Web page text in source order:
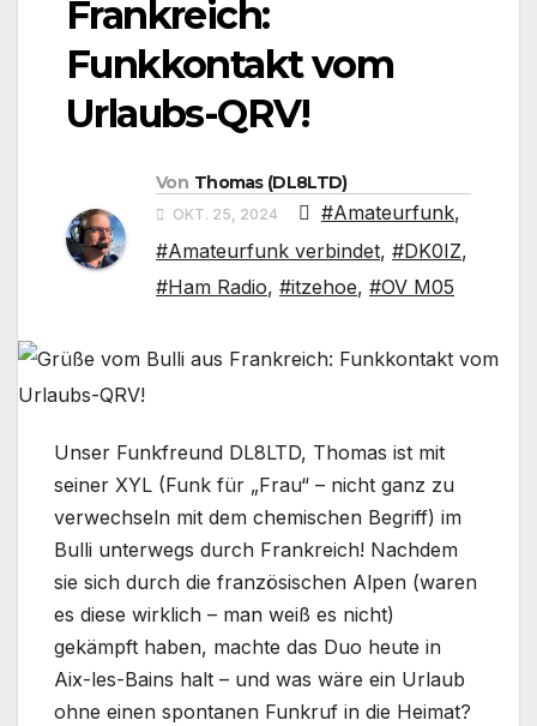
Frankreich:
Funkkontakt vom
Urlaubs-QRV!
Von Thomas (DL8LTD)
OKT. 25, 2024 #Amateurfunk,
#Amateurfunk verbindet, #DK0IZ,
#Ham Radio, #itzehoe, #OV M05
Unser Funkfreund DL8LTD, Thomas ist mit
seiner XYL (Funk für „Frau“ – nicht ganz zu
verwechseln mit dem chemischen Begriff) im
Bulli unterwegs durch Frankreich! Nachdem
sie sich durch die französischen Alpen (waren
es diese wirklich – man weiß es nicht)
gekämpft haben, machte das Duo heute in
Aix-les-Bains halt – und was wäre ein Urlaub
ohne einen spontanen Funkruf in die Heimat?